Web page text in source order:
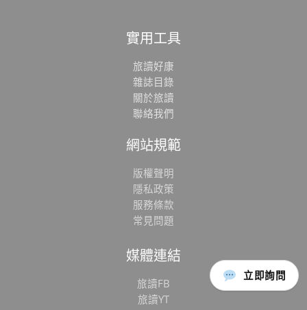
立即詢問
實用工具
旅讀好康
雜誌目錄
關於旅讀
聯絡我們
網站規範
版權聲明
隱私政策
服務條款
常見問題
媒體連結
旅讀FB
旅讀YT